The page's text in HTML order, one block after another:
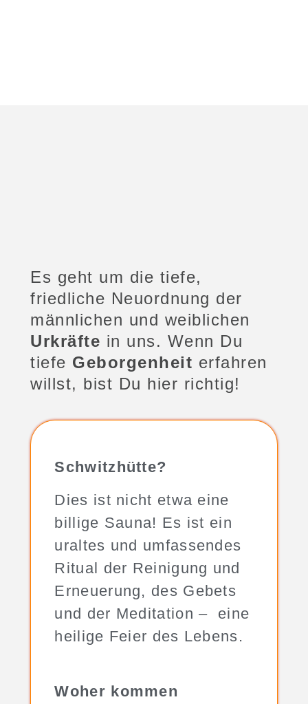
Es geht um die tiefe,
friedliche Neuordnung der
männlichen und weiblichen
Urkräfte in uns. Wenn Du
tiefe Geborgenheit erfahren
willst, bist Du hier richtig!
Schwitzhütte?
Dies ist nicht etwa eine
billige Sauna! Es ist ein
uraltes und umfassendes
Ritual der Reinigung und
Erneuerung, des Gebets
und der Meditation – eine
heilige Feier des Lebens.
Woher kommen